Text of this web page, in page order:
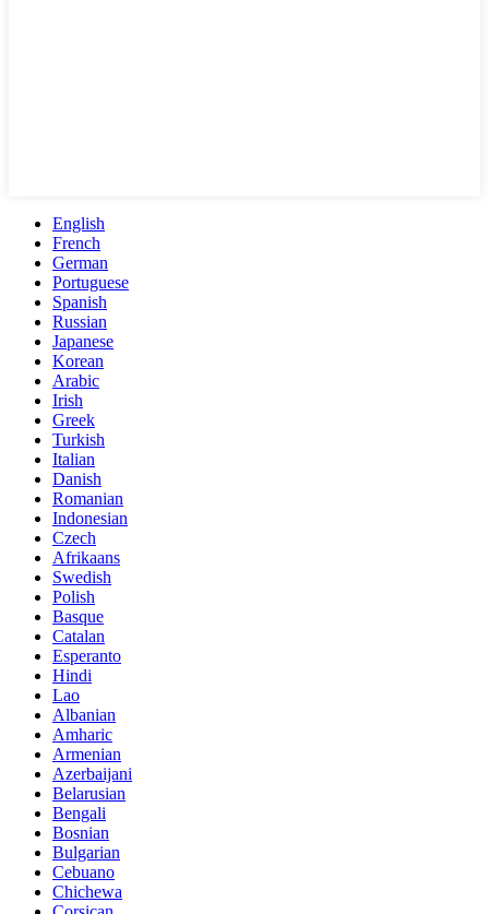
English
French
German
Portuguese
Spanish
Russian
Japanese
Korean
Arabic
Irish
Greek
Turkish
Italian
Danish
Romanian
Indonesian
Czech
Afrikaans
Swedish
Polish
Basque
Catalan
Esperanto
Hindi
Lao
Albanian
Amharic
Armenian
Azerbaijani
Belarusian
Bengali
Bosnian
Bulgarian
Cebuano
Chichewa